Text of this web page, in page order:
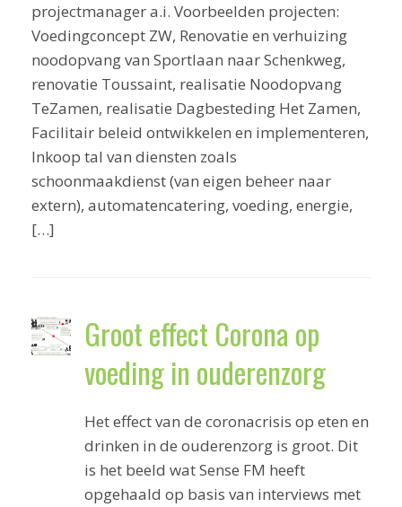
projectmanager a.i. Voorbeelden projecten:
Voedingconcept ZW, Renovatie en verhuizing
noodopvang van Sportlaan naar Schenkweg,
renovatie Toussaint, realisatie Noodopvang
TeZamen, realisatie Dagbesteding Het Zamen,
Facilitair beleid ontwikkelen en implementeren,
Inkoop tal van diensten zoals
schoonmaakdienst (van eigen beheer naar
extern), automatencatering, voeding, energie,
[…]
Groot effect Corona op
voeding in ouderenzorg
Het effect van de coronacrisis op eten en
drinken in de ouderenzorg is groot. Dit
is het beeld wat Sense FM heeft
opgehaald op basis van interviews met